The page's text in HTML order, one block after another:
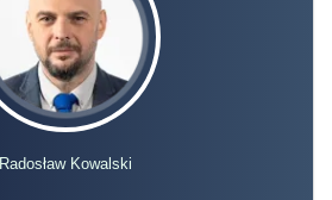
Radosław Kowalski